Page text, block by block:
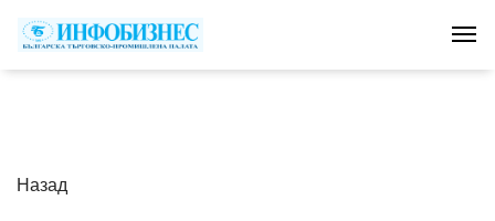
Назад